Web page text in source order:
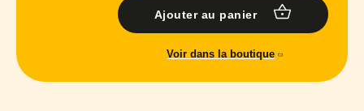
Ajouter au panier
Voir dans la boutique